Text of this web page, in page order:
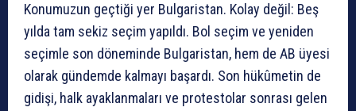
Konumuzun geçtiği yer Bulgaristan. Kolay değil: Beş
yılda tam sekiz seçim yapıldı. Bol seçim ve yeniden
seçimle son döneminde Bulgaristan, hem de AB üyesi
olarak gündemde kalmayı başardı. Son hükûmetin de
gidişi, halk ayaklanmaları ve protestolar sonrası gelen